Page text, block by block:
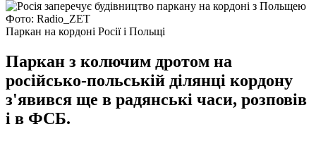
Фото: Radio_ZET
Паркан на кордоні Росії і Польщі
Паркан з колючим дротом на
російсько-польській ділянці кордону
з'явився ще в радянські часи, розповів
і в ФСБ.